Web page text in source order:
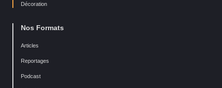
Décoration
Nos Formats
Articles
Reportages
Podcast